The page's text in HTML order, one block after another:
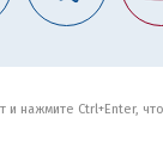
нажмите Ctrl+Enter,